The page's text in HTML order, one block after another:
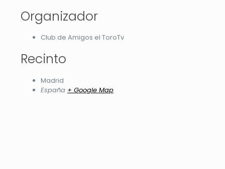
Organizador
Club de Amigos el ToroTv
Recinto
Madrid
España + Google Map